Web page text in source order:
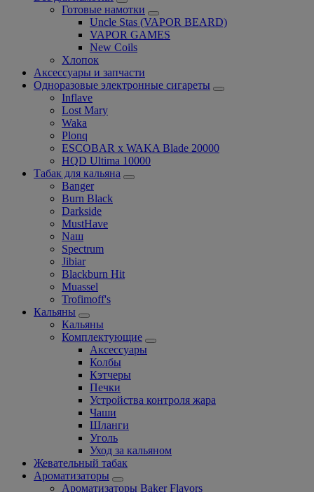
Готовые намотки
Uncle Stas (VAPOR BEARD)
VAPOR GAMES
New Coils
Хлопок
Аксессуары и запчасти
Одноразовые электронные сигареты
Inflave
Lost Mary
Waka
Plonq
ESCOBAR x WAKA Blade 20000
HQD Ultima 10000
Табак для кальяна
Banger
Burn Black
Darkside
MustHave
Nаш
Spectrum
Jibiar
Blackburn Hit
Muassel
Trofimoff's
Кальяны
Кальяны
Комплектующие
Аксессуары
Колбы
Кэтчеры
Печки
Устройства контроля жара
Чаши
Шланги
Уголь
Уход за кальяном
Жевательный табак
Ароматизаторы
Ароматизаторы Baker Flavors